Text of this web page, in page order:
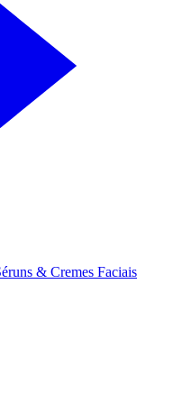
& Cremes Faciais